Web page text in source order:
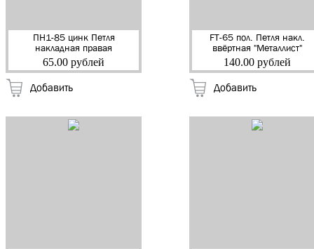
ПН1-85 цинк Петля
накладная правая
"Металлист" (Кунгур)
(100)
65.00 рублей
Добавить
FT-65 пол. Петля накл.
ввёртная "Металлист"
(Кунгур) (50)
140.00 рублей
Добавить